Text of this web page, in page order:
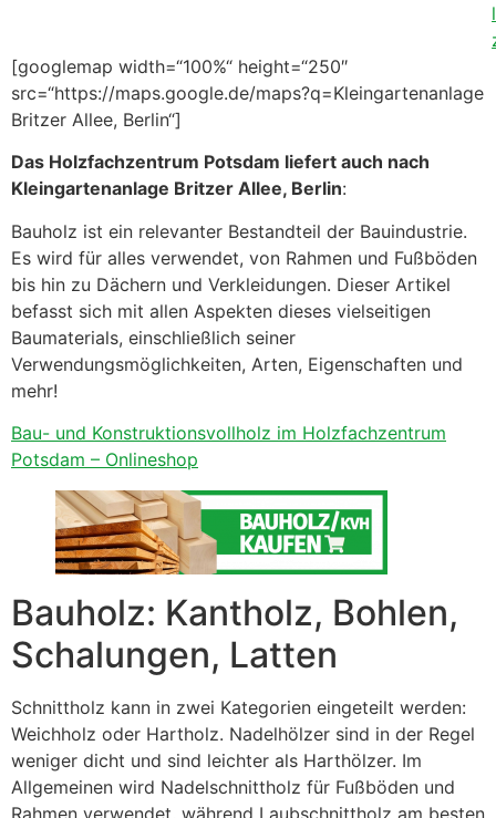
l
[googlemap width=“100%“ height=“250″
src=“https://maps.google.de/maps?q=Kleingartenanlage
Britzer Allee, Berlin“]
Das Holzfachzentrum Potsdam liefert auch nach
Kleingartenanlage Britzer Allee, Berlin:
Bauholz ist ein relevanter Bestandteil der Bauindustrie.
Es wird für alles verwendet, von Rahmen und Fußböden
bis hin zu Dächern und Verkleidungen. Dieser Artikel
befasst sich mit allen Aspekten dieses vielseitigen
Baumaterials, einschließlich seiner
Verwendungsmöglichkeiten, Arten, Eigenschaften und
mehr!
Bau- und Konstruktionsvollholz im Holzfachzentrum
Potsdam – Onlineshop
Bauholz: Kantholz, Bohlen,
Schalungen, Latten
Schnittholz kann in zwei Kategorien eingeteilt werden:
Weichholz oder Hartholz. Nadelhölzer sind in der Regel
weniger dicht und sind leichter als Harthölzer. Im
Allgemeinen wird Nadelschnittholz für Fußböden und
Rahmen verwendet, während Laubschnittholz am besten